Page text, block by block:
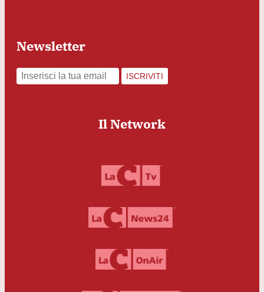
Newsletter
ISCRIVITI
Il Network